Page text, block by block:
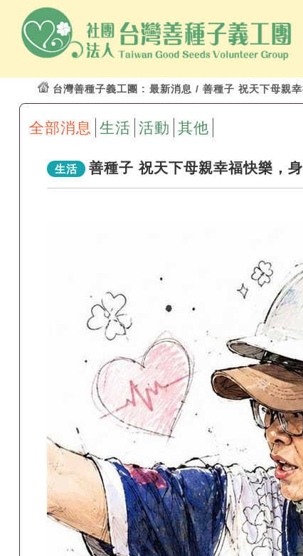
台灣善種子義工團 : 最新消息 / 善種子 祝天下母親
全部消息 生活 活動 其他
生活 善種子 祝天下母親幸福快樂，